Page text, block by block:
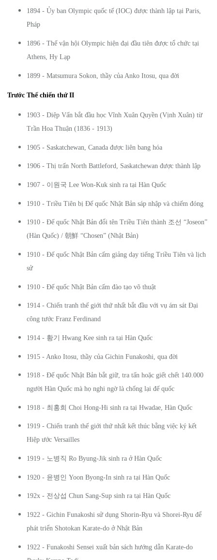
1894 - Ủy ban Olympic quốc tế (IOC) được thành lập tại Paris,
Pháp
1896 - Thế vận hội Olympic hiện đại đầu tiên được tổ chức tại
Athens, Hy Lạp
1899 - Matsumura Sokon, thầy của Anko Itosu, qua đời
Trước Thế chiến thứ II
1903 - Diệp Vấn bắt đầu học Vĩnh Xuân Quyền (Vịnh Xuân) từ
Trần Hoa Thuận (1836 - 1913)
1905 - Saskatchewan, Canada được liên bang hóa
1906 - Thị trấn North Battleford, Saskatchewan được thành lập
1907 - 이원국 Lee Won-Kuk sinh ra tại Hàn Quốc
1910 - Triều Tiên bị Đế quốc Nhật Bản sáp nhập và chiếm đóng
1910 - Đế quốc Nhật Bản đổi tên Triều Tiên thành 조선 “Joseon”
(Hàn Quốc) / 朝鮮 “Chosen” (Nhật Bản)
1910 - Đế quốc Nhật Bản cấm giảng dạy tiếng Triều Tiên và lịch
sử
1910 - Đế quốc Nhật Bản cấm đào tạo võ thuật
1914 - Chiến tranh thế giới thứ nhất bắt đầu với vụ ám sát Đại
công tước Franz Ferdinand
1914 - 황기 Hwang Kee sinh ra tại Hàn Quốc
1915 - Anko Itosu, thầy của Gichin Funakoshi, qua đời
1918 - Đế quốc Nhật Bản bắt giữ, tra tấn hoặc giết chết 140.000
người Hàn Quốc mà họ nghi ngờ là chống lại đế quốc
1918 - 최홍희 Choi Hong-Hi sinh ra tại Hwadae, Hàn Quốc
1919 - Chiến tranh thế giới thứ nhất kết thúc bằng việc ký kết
Hiệp ước Versailles
1919 - 노병직 Ro Byung-Jik sinh ra ở Hàn Quốc
1920 - 윤병인 Yoon Byong-In sinh ra tại Hàn Quốc
192x - 전상섭 Chun Sang-Sup sinh ra tại Hàn Quốc
1922 - Gichin Funakoshi sử dụng Shorin-Ryu và Shorei-Ryu để
phát triển Shotokan Karate-do ở Nhật Bản
1922 - Funakoshi Sensei xuất bản sách hướng dẫn Karate-do